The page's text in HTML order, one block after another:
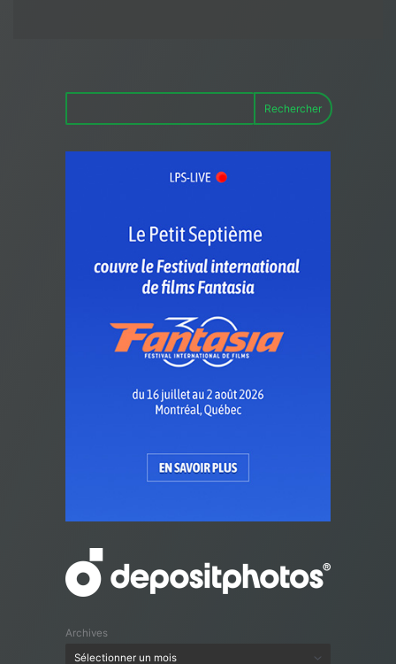
Rechercher
Archives